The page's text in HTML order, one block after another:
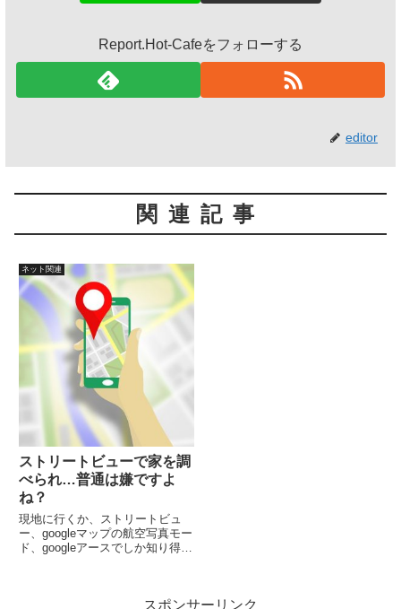
Report.Hot-Cafeをフォローする
editor
関連記事
ネット関連
ストリートビューで家を調
べられ…普通は嫌ですよ
ね？
現地に行くか、ストリートビュ
ー、googleマップの航空写真モー
ド、googleアースでしか知り得な
り上げる話題だとしても、言われスポンサーリンク